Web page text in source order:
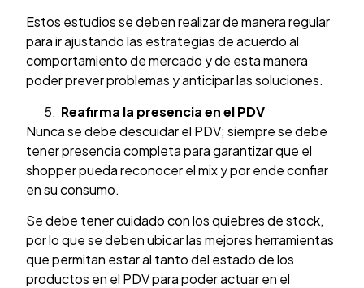
Estos estudios se deben realizar de manera regular
para ir ajustando las estrategias de acuerdo al
comportamiento de mercado y de esta manera
poder prever problemas y anticipar las soluciones.
Reafirma la presencia en el PDV
Nunca se debe descuidar el PDV; siempre se debe
tener presencia completa para garantizar que el
shopper pueda reconocer el mix y por ende confiar
en su consumo.
Se debe tener cuidado con los quiebres de stock,
por lo que se deben ubicar las mejores herramientas
que permitan estar al tanto del estado de los
productos en el PDV para poder actuar en el